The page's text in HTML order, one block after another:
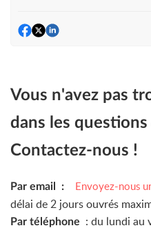
Vous n'avez pas
dans les
Contactez-nous !
Par email : Envoyez-nous
délai de 2 jours ouvrés
Par téléphone : du lundi au